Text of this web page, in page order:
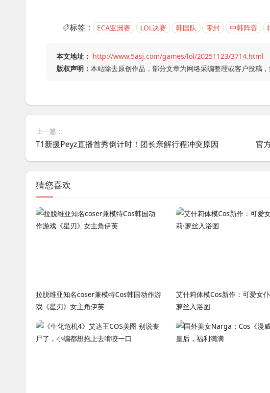
标签： ECA亚洲赛 LOL决赛 韩国队 零封 中韩阵容
本文地址： http://www.5asj.com/games/lol/20251123/3714.html
版权声明： 本站除去原创作品，部分文章为网络采编整理或客户投稿
上一篇：
T1新援Peyz直播首秀倒计时！团长亲解行程冲突原因
猜您喜欢
拉脱维亚知名coser兼模特Cos韩国动作游
戏《星刃》女主角伊芙
艾什莉体模Cos新作：可爱女
萝丝入浴图